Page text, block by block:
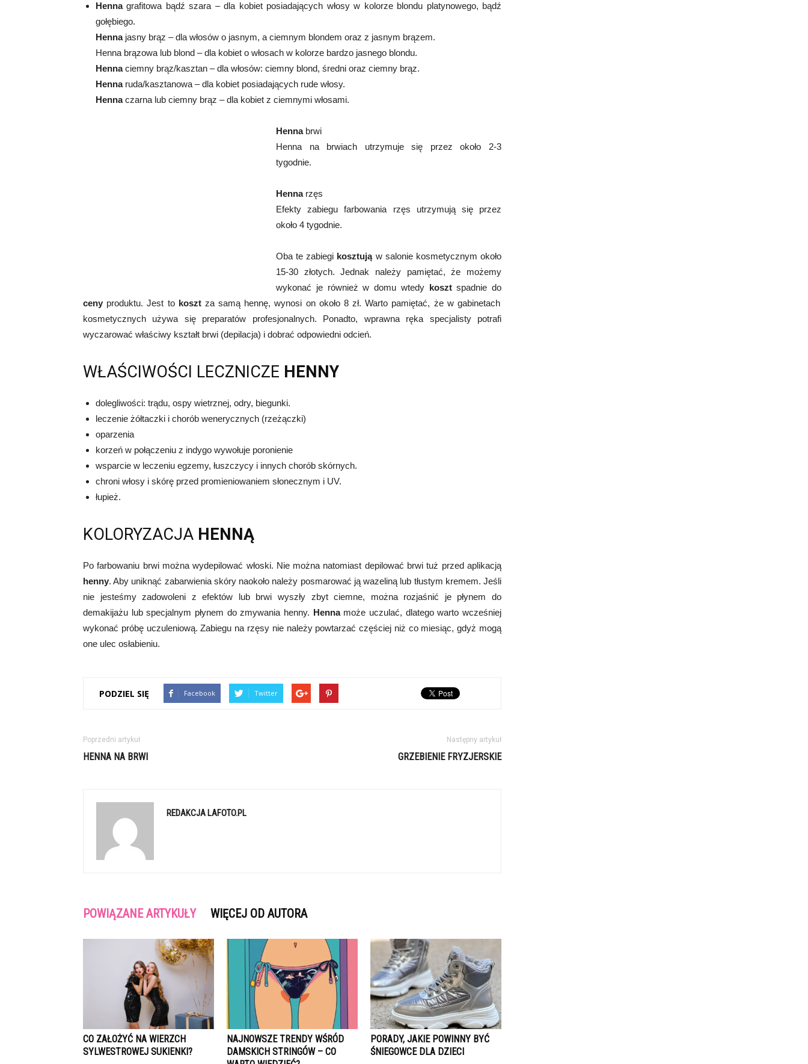
Hennagrafitowa bądź szara – dla kobiet posiadających włosy w kolorze blondu platynowego, bądź
gołębiego.
Hennajasny brąz – dla włosów o jasnym, a ciemnym blondem oraz z jasnym brązem.
Henna brązowa lub blond – dla kobiet o włosach w kolorze bardzo jasnego blondu.
Hennaciemny brąz/kasztan – dla włosów: ciemny blond, średni oraz ciemny brąz.
Hennaruda/kasztanowa – dla kobiet posiadających rude włosy.
Hennaczarna lub ciemny brąz – dla kobiet z ciemnymi włosami.
Hennabrwi
Henna na brwiach utrzymuje się przez około 2-3
tygodnie.
Hennarzęs
Efekty zabiegu farbowania rzęs utrzymują się przez
około 4 tygodnie.
Oba te zabiegi kosztująw salonie kosmetycznym około
15-30 złotych. Jednak należy pamiętać, że możemy
wykonać je również w domu wtedy kosztspadnie do
ceny produktu. Jest to kosztza samą hennę, wynosi on około 8 zł. Warto pamiętać, że w gabinetach
kosmetycznych używa się preparatów profesjonalnych. Ponadto, wprawna ręka specjalisty potrafi
wyczarować właściwy kształt brwi (depilacja) i dobrać odpowiedni odcień.
WŁAŚCIWOŚCI LECZNICZE HENNY
dolegliwości: trądu, ospy wietrznej, odry, biegunki.
leczenie żółtaczki i chorób wenerycznych (rzeżączki)
oparzenia
korzeń w połączeniu z indygo wywołuje poronienie
wsparcie w leczeniu egzemy, łuszczycy i innych chorób skórnych.
chroni włosy i skórę przed promieniowaniem słonecznym i UV.
łupież.
KOLORYZACJA HENNĄ
Po farbowaniu brwi można wydepilować włoski. Nie można natomiast depilować brwi tuż przed aplikacją
henny. Aby uniknąć zabarwienia skóry naokoło należy posmarować ją wazeliną lub tłustym kremem. Jeśli
nie jesteśmy zadowoleni z efektów lub brwi wyszły zbyt ciemne, można rozjaśnić je płynem do
demakijażu lub specjalnym płynem do zmywania henny. Hennamoże uczulać, dlatego warto wcześniej
wykonać próbę uczuleniową. Zabiegu na rzęsy nie należy powtarzać częściej niż co miesiąc, gdyż mogą
one ulec osłabieniu.
PODZIEL SIĘ Facebook Twitter
Poprzedni artykuł
HENNA NA BRWI
Następny artykuł
GRZEBIENIE FRYZJERSKIE
REDAKCJA LAFOTO.PL
POWIĄZANE ARTYKUŁY WIĘCEJ OD AUTORA
CO ZAŁOŻYĆ NA WIERZCH
SYLWESTROWEJ SUKIENKI?
NAJNOWSZE TRENDY WŚRÓD
DAMSKICH STRINGÓW – CO
PORADY, JAKIE POWINNY BYĆ
ŚNIEGOWCE DLA DZIECI